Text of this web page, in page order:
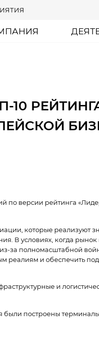
10
по версии рейтинга
которые реализуют
В условиях, когда рынок
за полномасштабной
реалиям и обеспечить
и
были построены